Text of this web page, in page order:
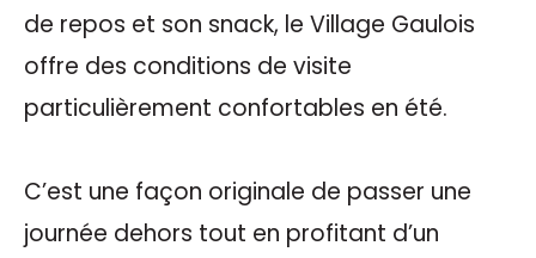
de repos et son snack, le Village Gaulois
offre des conditions de visite
particulièrement confortables en été.
C’est une façon originale de passer une
journée dehors tout en profitant d’un